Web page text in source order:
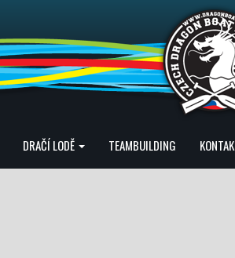
DRAČÍ LODĚ TEAMBUILDING